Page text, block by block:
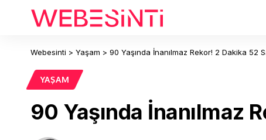
Webesinti > Yaşam > 90 Yaşında İnanılmaz Rekor! 2 Dakika 52
YAŞAM
90 Yaşında İnanılmaz